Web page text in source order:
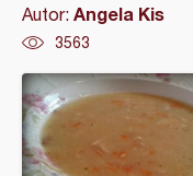
Autor: Angela Kis
3563